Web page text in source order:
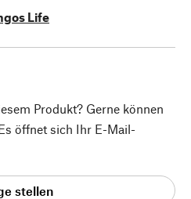
Life
Produkt? Gerne können
öffnet sich Ihr E-Mail-
stellen